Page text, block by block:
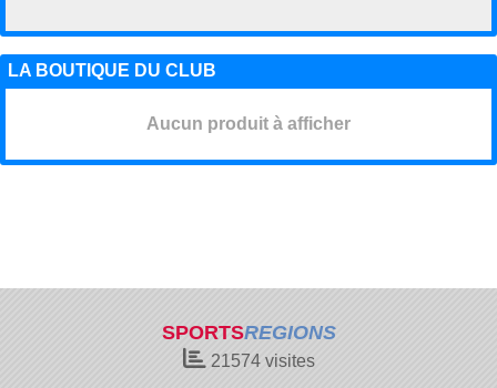
LA BOUTIQUE DU CLUB
Aucun produit à afficher
SPORTSREGIONS
21574visites